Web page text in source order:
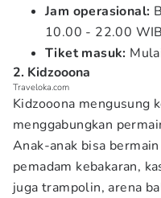
Jam operasional:
10.00 - 22.00 WIB
Tiket masuk:
2. Kidzooona
Traveloka.com
Kidzooona mengusung
menggabungkan
Anak-anak bisa
pemadam kebakaran,
juga trampolin, arena